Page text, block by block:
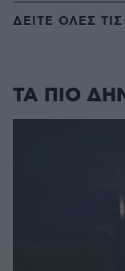
ΔΕΙΤΕ ΟΛΕΣ ΤΙΣ
ΤΑ ΠΙΟ